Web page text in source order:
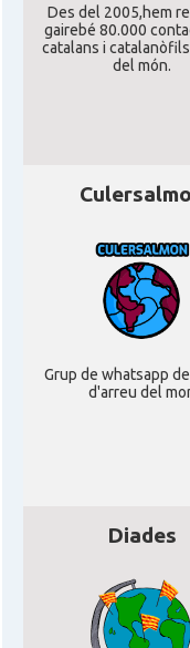
Des del 2005,hem
gairebé 80.000
catalans i
del món.
Grup de whatsapp
d'arreu del
Diades